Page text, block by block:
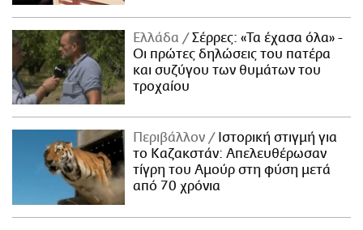
Ελλάδα
Σέρρες: «Τα έχασα όλα» -
Οι πρώτες δηλώσεις του πατέρα
και συζύγου των θυμάτων του
τροχαίου
Περιβάλλον
Ιστορική στιγμή για
το Καζακστάν: Απελευθέρωσαν
τίγρη του Αμούρ στη φύση μετά
από 70 χρόνια